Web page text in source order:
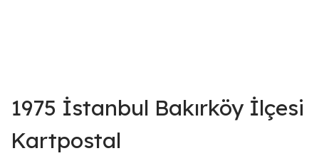
1975 İstanbul Bakırköy İlçesi
Kartpostal